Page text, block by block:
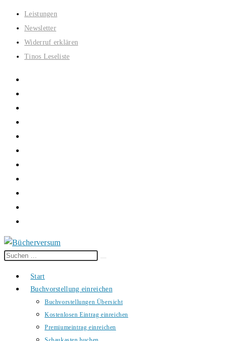
Zum
Inhalt
springen
Leistungen
Newsletter
Widerruf erklären
Tinos Leseliste
Diese
durchsuchen
Start
Buchvorstellung einreichen
Buchvorstellungen Übersicht
Kostenlosen Eintrag einreichen
Premiumeintrag einreichen